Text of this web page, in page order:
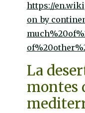
https://
La
montes